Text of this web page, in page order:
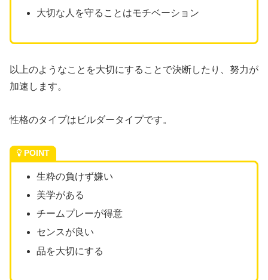
大切な人を守ることはモチベーション
以上のようなことを大切にすることで決断したり、努力が
加速します。
性格のタイプはビルダータイプです。
POINT
生粋の負けず嫌い
美学がある
チームプレーが得意
センスが良い
品を大切にする